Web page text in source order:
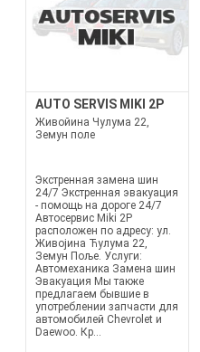
AUTO SERVIS MIKI 2P
Живойина Чулума 22,
Земун поле
Экстренная замена шин
24/7 Экстренная эвакуация
- помощь на дороге 24/7
Автосервис Miki 2P
расположен по адресу: ул.
Живојина Ћулума 22,
Земун Поље. Услуги:
Автомеханика Замена шин
Эвакуация Мы также
предлагаем бывшие в
употреблении запчасти для
автомобилей Chevrolet и
Daewoo. Кр...